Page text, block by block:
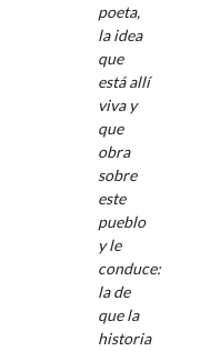
poeta,
la idea
que
está allí
viva y
que
obra
sobre
este
pueblo
y le
conduce:
la de
que la
historia